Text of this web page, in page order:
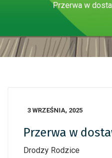
Przerwa w
3 WRZEŚNIA, 2025
Przerwa w
Drodzy Rodzice